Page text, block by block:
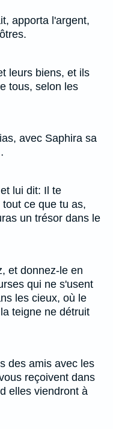
apporta l'argent,
leurs biens, et ils
tous, selon les
avec Saphira sa
lui dit: Il te
ce que tu as,
un trésor dans le
et donnez-le en
qui ne s'usent
les cieux, où le
teigne ne détruit
des amis avec les
reçoivent dans
elles viendront à